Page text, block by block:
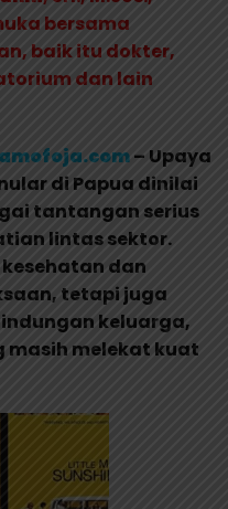
bersama
baik itu dokter,
dan lain
– Upaya
di Papua dinilai
tantangan serius
lintas sektor.
dan
tetapi juga
keluarga,
masih melekat kuat